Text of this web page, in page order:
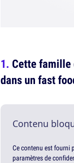
Cette famille
dans un fast
Contenu
Ce contenu est fourni
paramètres de